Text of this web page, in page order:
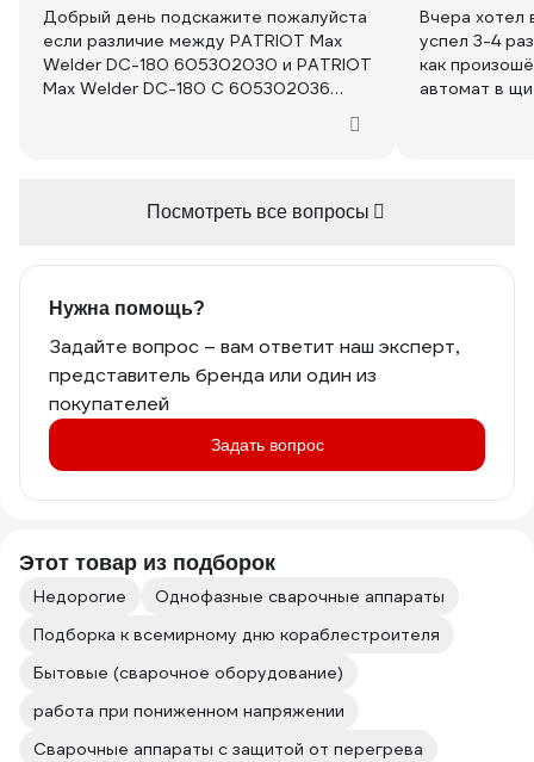
Добрый день подскажите пожалуйста
если различие между PATRIOT Max
Welder DC-180 605302030 и PATRIOT
Max Welder DC-180 C 605302036
Вчера хотел
успел 3-4
как
автомат в
Посмотреть все вопросы
Нужна помощь?
Задайте вопрос – вам ответит наш эксперт,
представитель бренда или один из
покупателей
Задать вопрос
Этот товар из подборок
Недорогие
Однофазные сварочные аппараты
Подборка к всемирному дню кораблестроителя
Бытовые (сварочное оборудование)
работа при пониженном напряжении
Сварочные аппараты с защитой от перегрева